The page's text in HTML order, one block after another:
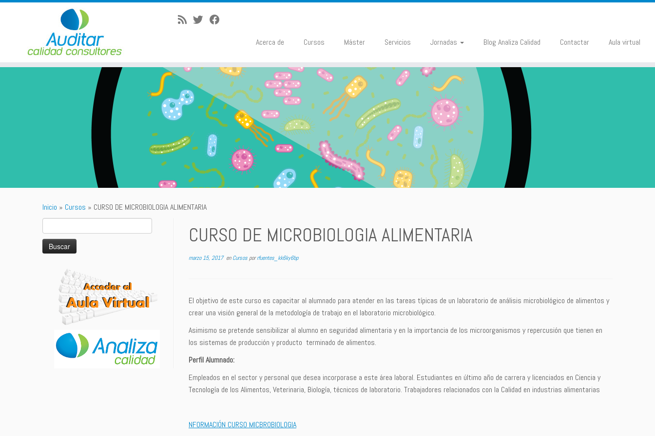
Acerca de Cursos Máster Servicios Jornadas Blog Analiza Calidad Contactar Aula virtual
Inicio » Cursos » CURSO DE MICROBIOLOGIA ALIMENTARIA
CURSO DE MICROBIOLOGIA ALIMENTARIA
marzo 15, 2017enCursosporrfuentes_kk6ky6bp
El objetivo de este curso es capacitar al alumnado para atender en las tareas típicas de un laboratorio de análisis microbiológico de alimentos y
crear una visión general de la metodología de trabajo en el laboratorio microbiológico.
Asimismo se pretende sensibilizar al alumno en seguridad alimentaria y en la importancia de los microorganismos y repercusión que tienen en
los sistemas de producción y producto terminado de alimentos.
Perfil Alumnado:
Empleados en el sector y personal que desea incorporase a este área laboral. Estudiantes en último año de carrera y licenciados en Ciencia y
Tecnología de los Alimentos, Veterinaria, Biología, técnicos de laboratorio. Trabajadores relacionados con la Calidad en industrias alimentarias
NFORMACIÓN CURSO MICBROBIOLOGIA